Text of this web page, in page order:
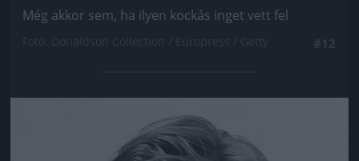
Még akkor sem, ha ilyen kockás inget vett fel
Jön még kép!